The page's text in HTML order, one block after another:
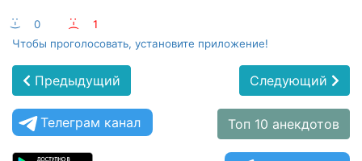
:-) 0 :-(
1
Чтобы проголосовать, установите приложение!
Предыдущий Следующий
Телеграм канал Топ 10 анекдотов